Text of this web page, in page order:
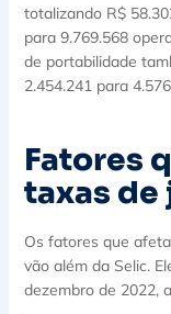
totalizando R$
para 9.769.568
de portabilidade
2.454.241 para
Fatores
taxas de
Os fatores que
vão além da Selic.
dezembro de 2022,